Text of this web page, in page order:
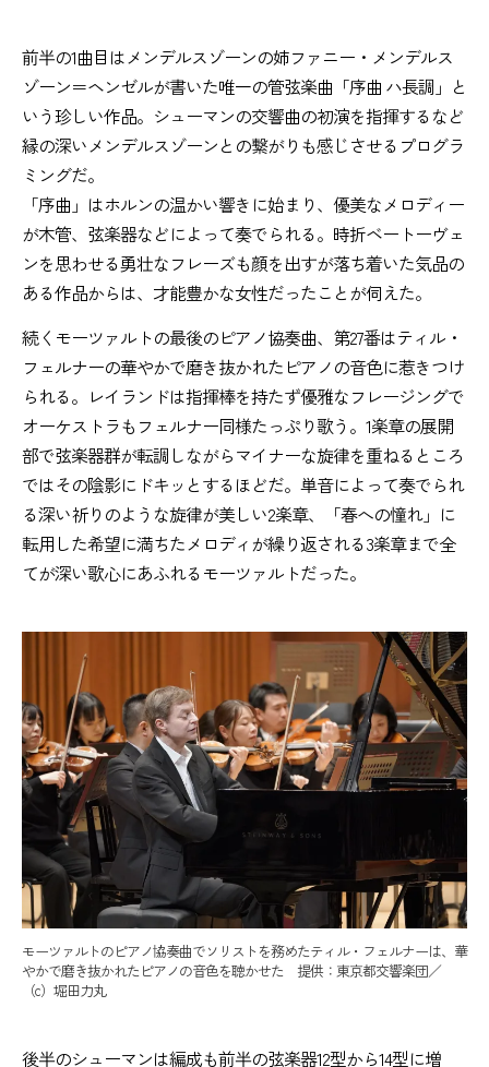
前半の1曲目はメンデルスゾーンの姉ファニー・メンデルス
ゾーン＝ヘンゼルが書いた唯一の管弦楽曲「序曲 ハ長調」と
いう珍しい作品。シューマンの交響曲の初演を指揮するなど
縁の深いメンデルスゾーンとの繋がりも感じさせるプログラ
ミングだ。
「序曲」はホルンの温かい響きに始まり、優美なメロディー
が木管、弦楽器などによって奏でられる。時折ベートーヴェ
ンを思わせる勇壮なフレーズも顔を出すが落ち着いた気品の
ある作品からは、才能豊かな女性だったことが伺えた。
続くモーツァルトの最後のピアノ協奏曲、第27番はティル・
フェルナーの華やかで磨き抜かれたピアノの音色に惹きつけ
られる。レイランドは指揮棒を持たず優雅なフレージングで
オーケストラもフェルナー同様たっぷり歌う。1楽章の展開
部で弦楽器群が転調しながらマイナーな旋律を重ねるところ
ではその陰影にドキッとするほどだ。単音によって奏でられ
る深い祈りのような旋律が美しい2楽章、「春への憧れ」に
転用した希望に満ちたメロディが繰り返される3楽章まで全
てが深い歌心にあふれるモーツァルトだった。
モーツァルトのピアノ協奏曲でソリストを務めたティル・フェルナーは、華
やかで磨き抜かれたピアノの音色を聴かせた 提供：東京都交響楽団／
（c）堀田力丸
後半のシューマンは編成も前半の弦楽器12型から14型に増